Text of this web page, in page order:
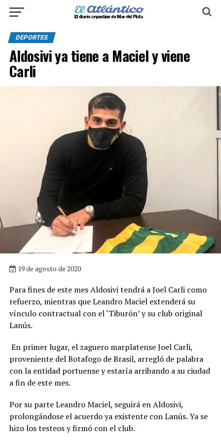
DEPORTES
Aldosivi ya tiene a Maciel y viene
Carli
19 de agosto de 2020
Para fines de este mes Aldosivi tendrá a Joel Carli como
refuerzo, mientras que Leandro Maciel extenderá su
vínculo contractual con el ‘Tiburón’ y su club original
Lanús.
En primer lugar, el zaguero marplatense Joel Carli,
proveniente del Botafogo de Brasil, arregló de palabra
con la entidad portuense y estaría arribando a su ciudad
a fin de este mes.
Por su parte Leandro Maciel, seguirá en Aldosivi,
prolongándose el acuerdo ya existente con Lanús. Ya se
hizo los testeos y firmó con el club.